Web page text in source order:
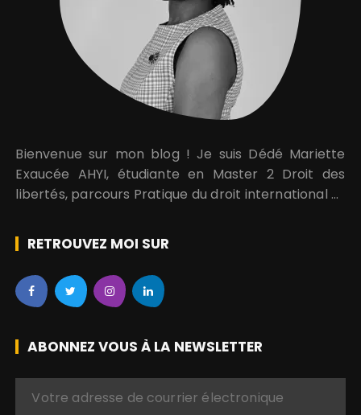
Bienvenue sur mon blog ! Je suis Dédé Mariette
Exaucée AHYI, étudiante en Master 2 Droit des
libertés, parcours Pratique du droit international et
engagée pour la promotion et la protection des…
RETROUVEZ MOI SUR
ABONNEZ VOUS À LA NEWSLETTER